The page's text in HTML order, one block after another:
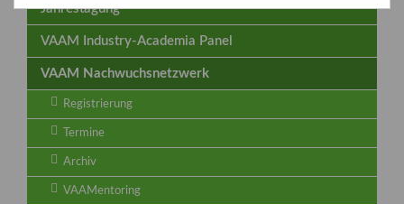
Jahrestagung
VAAM Industry-Academia Panel
VAAM Nachwuchsnetzwerk
Registrierung
Termine
Archiv
VAAMentoring